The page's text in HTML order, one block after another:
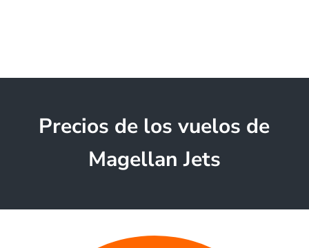
Precios de los vuelos de
Magellan Jets